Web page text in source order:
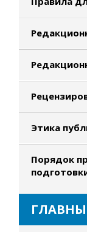
Этика
Порядок